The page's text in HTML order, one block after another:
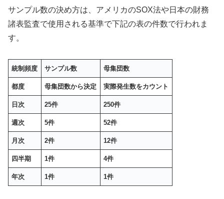
サンプル数の決め方は、アメリカのSOX法や日本の財務
諸表監査で使用される基準で下記の表の件数で行われま
す。
統制頻度 サンプル数 母集団数
都度 母集団数から決定 実際発生数をカウント
日次 25件 250件
週次 5件 52件
月次 2件 12件
四半期 1件 4件
年次 1件 1件